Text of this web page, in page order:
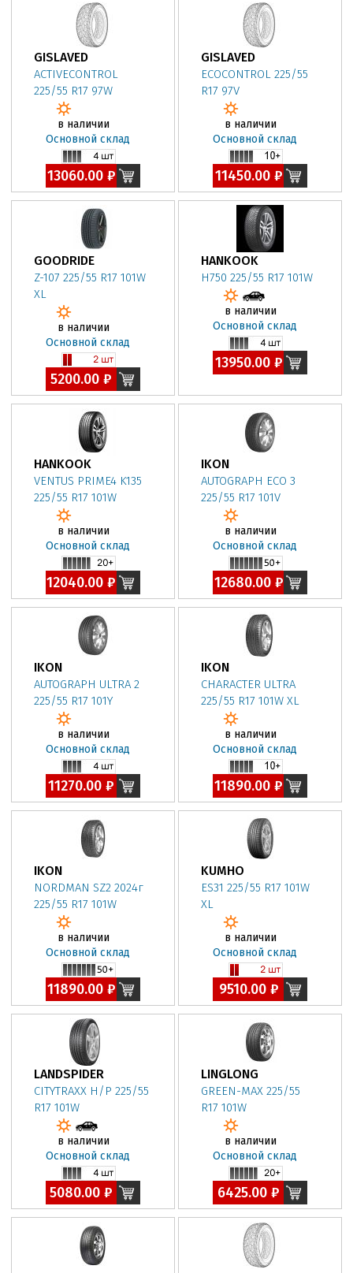
GISLAVED
ACTIVECONTROL
225/55 R17 97W
в наличии
Основной склад
13060.00 ₽
GISLAVED
ECOCONTROL 225/55
R17 97V
в наличии
Основной склад
11450.00 ₽
GOODRIDE
Z-107 225/55 R17 101W
XL
в наличии
Основной склад
5200.00 ₽
HANKOOK
H750 225/55 R17 101W
в наличии
Основной склад
13950.00 ₽
HANKOOK
VENTUS PRIME4 K135
225/55 R17 101W
в наличии
Основной склад
12040.00 ₽
IKON
AUTOGRAPH ECO 3
225/55 R17 101V
в наличии
Основной склад
12680.00 ₽
IKON
AUTOGRAPH ULTRA 2
225/55 R17 101Y
в наличии
Основной склад
11270.00 ₽
IKON
CHARACTER ULTRA
225/55 R17 101W XL
в наличии
Основной склад
11890.00 ₽
IKON
NORDMAN SZ2 2024г
225/55 R17 101W
в наличии
Основной склад
11890.00 ₽
KUMHO
ES31 225/55 R17 101W
XL
в наличии
Основной склад
9510.00 ₽
LANDSPIDER
CITYTRAXX H/P 225/55
R17 101W
в наличии
Основной склад
5080.00 ₽
LINGLONG
GREEN-MAX 225/55
R17 101W
в наличии
Основной склад
6425.00 ₽